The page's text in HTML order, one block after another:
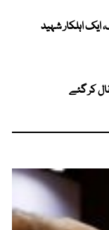
ایک اہلکار شہید
کر گئے